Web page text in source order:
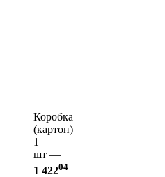
Коробка
(картон)
1
шт —
1 42204